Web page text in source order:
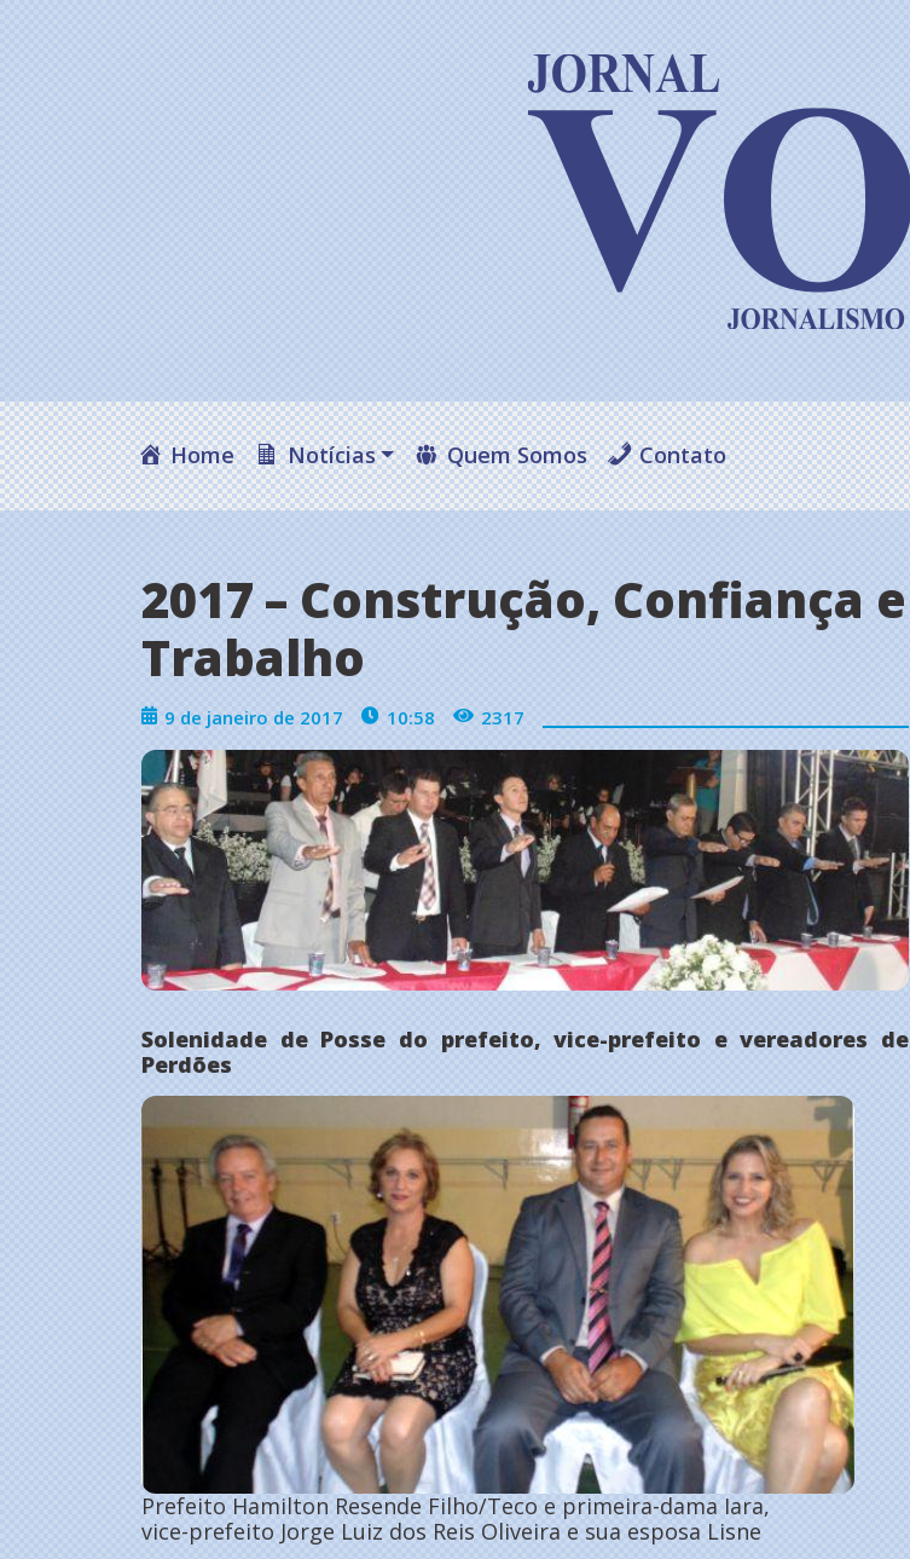
Home Notícias Quem Somos Contato
2017 – Construção, Confiança e
Trabalho
9 de janeiro de 2017 10:58 2317
Solenidade de Posse do prefeito, vice-prefeito e vereadores de
Perdões
Prefeito Hamilton Resende Filho/Teco e primeira-dama Iara,
vice-prefeito Jorge Luiz dos Reis Oliveira e sua esposa Lisne